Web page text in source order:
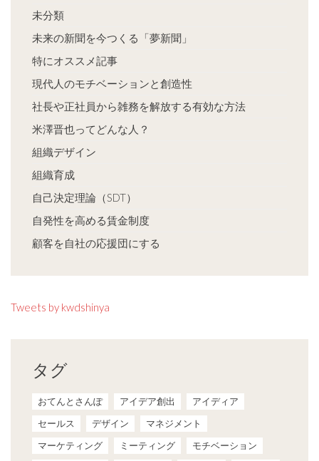
未分類
未来の新聞を今つくる「夢新聞」
特にオススメ記事
現代人のモチベーションと創造性
社長や正社員から雑務を解放する有効な方法
米澤晋也ってどんな人？
組織デザイン
組織育成
自己決定理論（SDT）
自発性を高める賃金制度
顧客を自社の応援団にする
Tweets by kwdshinya
タグ
おてんとさんぽ アイデア創出
アイディア
セールス
デザイン
マネジメント
マーケティング
ミーティング
モチベーション